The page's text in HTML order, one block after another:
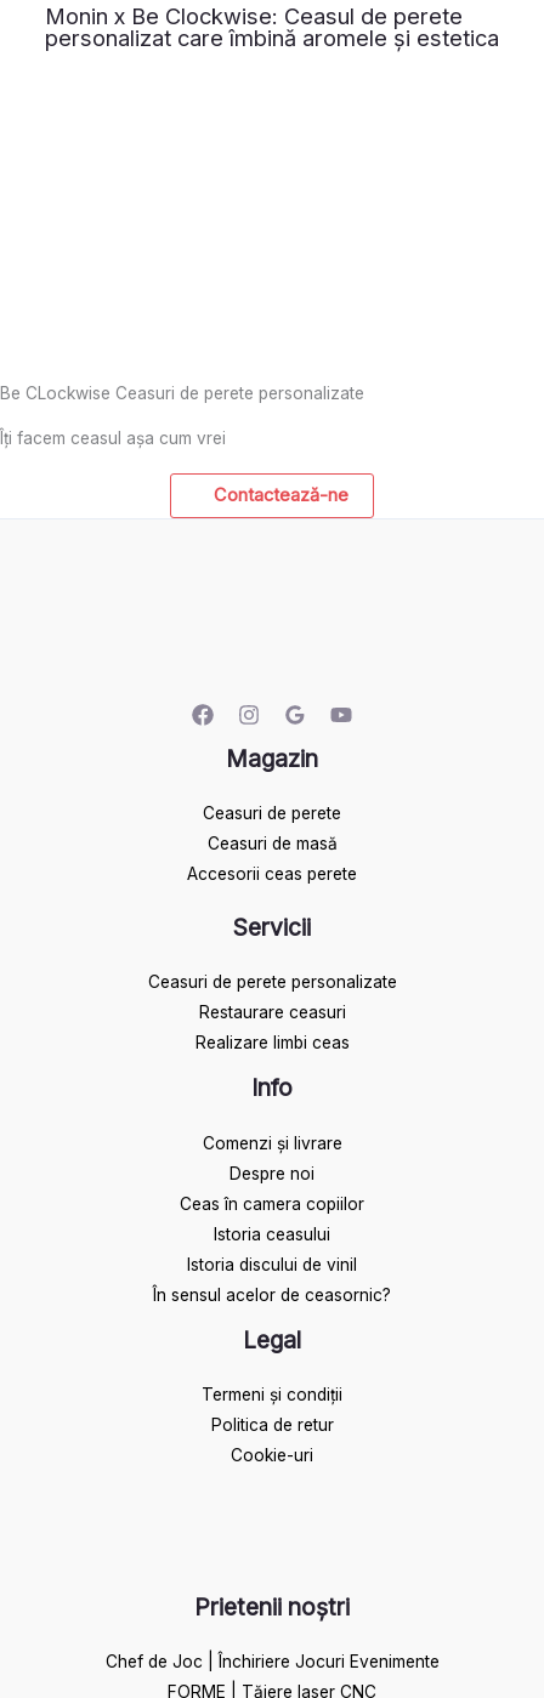
Monin x Be Clockwise: Ceasul de perete
personalizat care îmbină aromele și estetica
Be CLockwise Ceasuri de perete personalizate
Îți facem ceasul așa cum vrei
Contactează-ne
Magazin
Ceasuri de perete
Ceasuri de masă
Accesorii ceas perete
Servicii
Ceasuri de perete personalizate
Restaurare ceasuri
Realizare limbi ceas
Info
Comenzi și livrare
Despre noi
Ceas în camera copiilor
Istoria ceasului​
Istoria discului de vinil
În sensul acelor de ceasornic?
Legal
Termeni și condiții
Politica de retur
Cookie-uri
Prietenii noștri
Chef de Joc | Închiriere Jocuri Evenimente
FORME | Tăiere laser CNC